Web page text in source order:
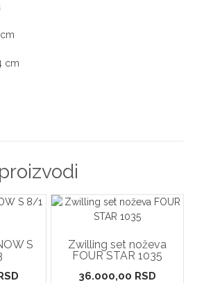
cm
S
Zwilling set noževa
FOUR STAR 1035
36.000,00 RSD